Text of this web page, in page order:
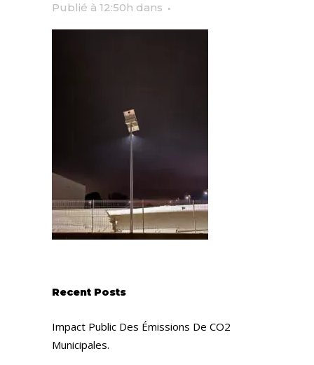
Publié à 12:50h dans
Recent Posts
Impact Public Des Émissions De CO2
Municipales.